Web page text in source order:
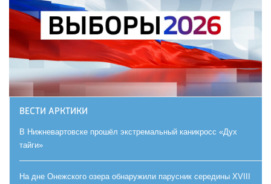
ВЕСТИ АРКТИКИ
В Нижневартовске прошёл экстремальный каникросс «Дух
тайги»
На дне Онежского озера обнаружили парусник середины XVIII